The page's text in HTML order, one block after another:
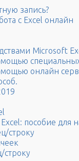
запись?
с Excel онлайн
Microsoft
онлайн
пособие для
строку
строку